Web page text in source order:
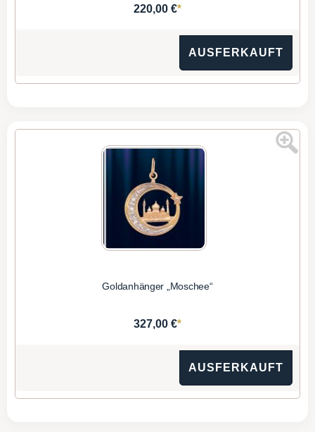
220,00 €*
AUSFERKAUFT
Goldanhänger „Moschee“
327,00 €*
AUSFERKAUFT